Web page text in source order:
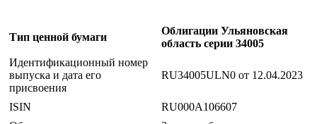
Тип ценной бумаги
Облигации Ульяновская
область серии 34005
Идентификационный номер
выпуска и дата его
присвоения
RU34005ULN0 от 12.04.2023
ISIN
RU000A106607